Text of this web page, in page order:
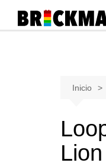
Creator.
Inicio